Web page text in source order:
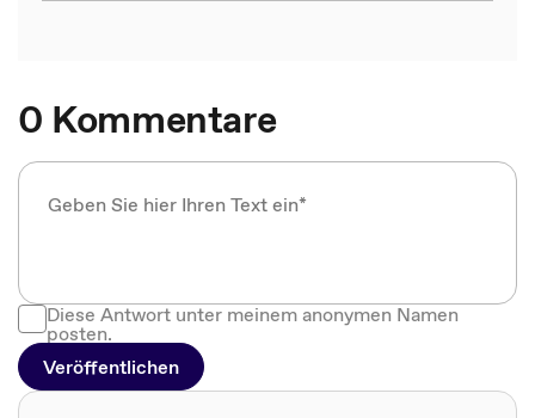
0 Kommentare
Diese Antwort unter meinem anonymen Namen
posten.
Veröffentlichen